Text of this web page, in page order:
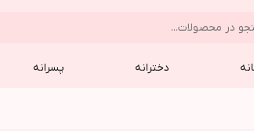
دخترانه پسرانه